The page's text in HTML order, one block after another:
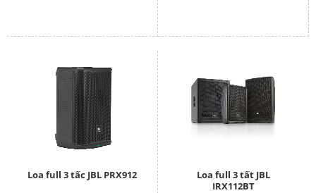
Loa full 3 tấc JBL PRX912
Loa full 3 tất JBL
IRX112BT